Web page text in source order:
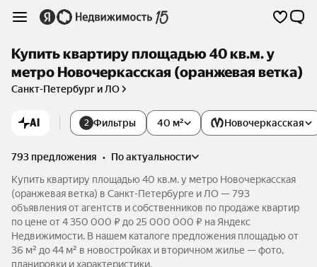
Купить квартиру площадью 40 кв.м. у
метро Новочеркасская (оранжевая ветка)
Санкт-Петербург и ЛО
AI 2 Фильтры 40 м² Новочеркасская
793 предложения •
по актуальности
Купить квартиру площадью 40 кв.м. у метро Новочеркасская
(оранжевая ветка) в Санкт-Петербурге и ЛО — 793
объявления от агентств и собственников по продаже квартир
по цене от 4 350 000 ₽ до 25 000 000 ₽ на Яндекс
Недвижимости. В нашем каталоге предложения площадью от
36 м² до 44 м² в новостройках и вторичном жилье — фото,
планировки и характеристики.